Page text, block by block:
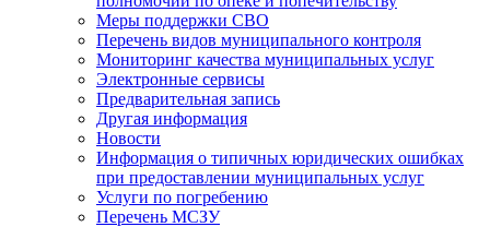
Меры поддержки СВО
Перечень видов муниципального контроля
Мониторинг качества муниципальных услуг
Электронные сервисы
Предварительная запись
Другая информация
Новости
Информация о типичных юридических ошибках
при предоставлении муниципальных услуг
Услуги по погребению
Перечень МСЗУ